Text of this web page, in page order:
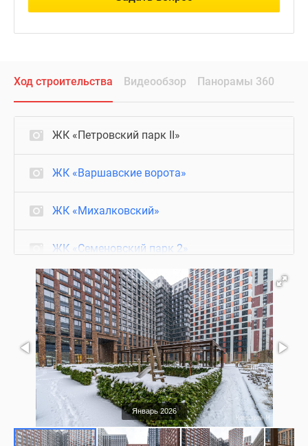
Ход строительства Видеообзор Панорамы 360
Январь 2026
ЖК «Петровский парк II»
ЖК «Варшавские ворота»
ЖК «Михалковский»
ЖК «Семеновский парк 2»
ГК «Варшавские ворота»